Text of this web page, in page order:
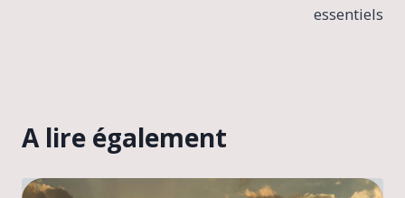
essentiels
A lire également